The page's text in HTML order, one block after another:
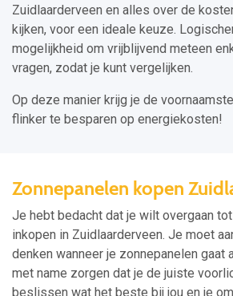
Zuidlaarderveen en alles over de
kijken, voor een ideale keuze.
mogelijkheid om vrijblijvend meteen
vragen, zodat je kunt vergelijken.
Op deze manier krijg je de
flinker te besparen op energiekosten!
Zonnepanelen kopen
Je hebt bedacht dat je wilt overgaan
inkopen in Zuidlaarderveen. Je moet
denken wanneer je zonnepanelen gaat
met name zorgen dat je de juiste
beslissen wat het beste bij jou en je